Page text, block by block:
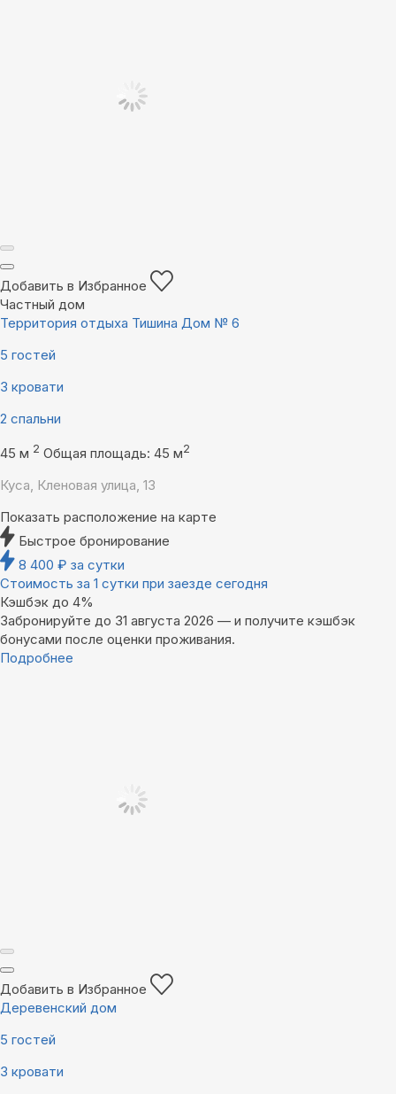
Добавить в Избранное
Частный дом
Территория отдыха Тишина Дом № 6
5 гостей
3 кровати
2 спальни
45 м 2 Общая площадь: 45 м2
Куса, Кленовая улица, 13
Показать расположение на карте
Быстрое бронирование
8 400 ₽ за сутки
Стоимость за 1 сутки при заезде сегодня
Кэшбэк до 4%
Забронируйте до 31 августа 2026 — и получите кэшбэк
бонусами после оценки проживания.
Подробнее
Добавить в Избранное
Деревенский дом
5 гостей
3 кровати